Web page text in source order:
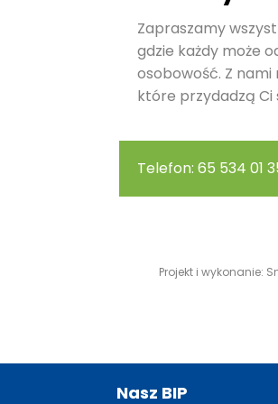
Zapraszamy
gdzie każdy może
osobowość. Z nami
które przydadzą Ci
Telefon: 65 534 01
Projekt i wykonanie:
Nasz BIP